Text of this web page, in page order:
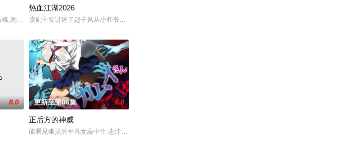
,闵道允,尚斗,尹江善
热血江湖2026
该剧主要讲述了赵子风从小和爷爷在乡下习武，长大后从乡野来到大城市寻找自己的一处立足之地。在这样
8.0 更新至第06集 4.0
正后方的神威
能看见幽灵的平凡女高中生·志津香，利用容易吸引幽灵的特殊体质，从旁协助知名灵能力者·神威除灵。拥